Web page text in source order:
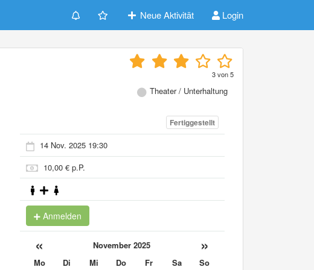
Neue Aktivität Login
3von5
Theater / Unterhaltung
Fertiggestellt
14 Nov. 2025 19:30
10,00 € p.P.
Anmelden
« November 2025 »
Mo Di Mi Do Fr Sa
So